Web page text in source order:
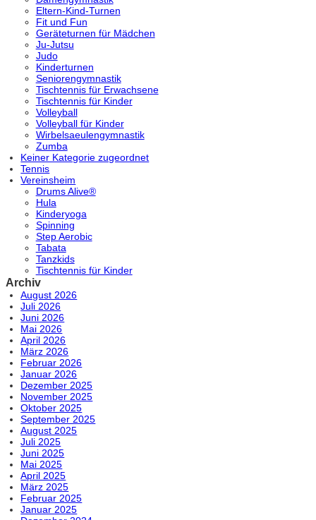
Eltern-Kind-Turnen
Fit und Fun
Geräteturnen für Mädchen
Ju-Jutsu
Judo
Kinderturnen
Seniorengymnastik
Tischtennis für Erwachsene
Tischtennis für Kinder
Volleyball
Volleyball für Kinder
Wirbelsaeulengymnastik
Zumba
Keiner Kategorie zugeordnet
Tennis
Vereinsheim
Drums Alive®
Hula
Kinderyoga
Spinning
Step Aerobic
Tabata
Tanzkids
Tischtennis für Kinder
Archiv
August 2026
Juli 2026
Juni 2026
Mai 2026
April 2026
März 2026
Februar 2026
Januar 2026
Dezember 2025
November 2025
Oktober 2025
September 2025
August 2025
Juli 2025
Juni 2025
Mai 2025
April 2025
März 2025
Februar 2025
Januar 2025